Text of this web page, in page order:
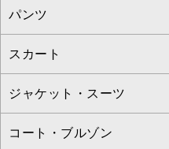
カットソー・Tシャツ
ブラウス・シャツ
ニット・セーター
カーディガン
すべてのワンピース・ド
ワンピース
ドレス
チュニック
パンツ
すべてのパンツ
フルレングスパンツ
クロップド・半端丈パン
スカート
すべてのスカート
ロング・マキシ丈スカー
ジャケット・スーツ
すべてのジャケット・ス
コート・ブルゾン